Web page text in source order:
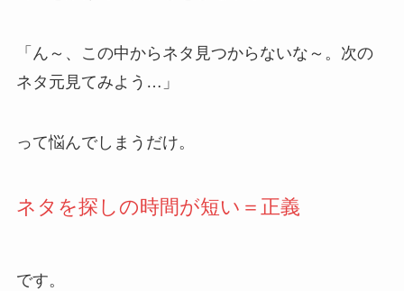
「ん～、この中からネタ見つからないな～。次の
ネタ元見てみよう…」
って悩んでしまうだけ。
ネタを探しの時間が短い＝正義
です。